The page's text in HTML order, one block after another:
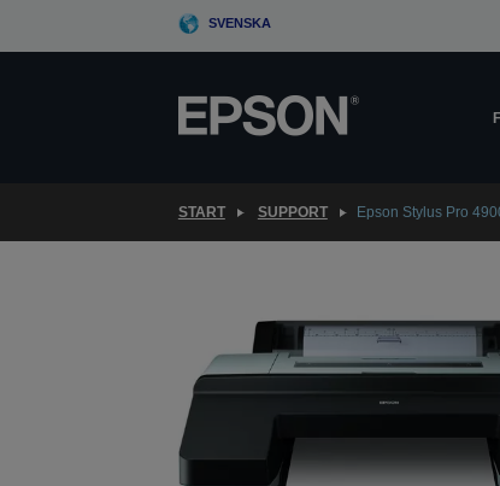
SVENSKA
START SUPPORT Epson Stylus Pro